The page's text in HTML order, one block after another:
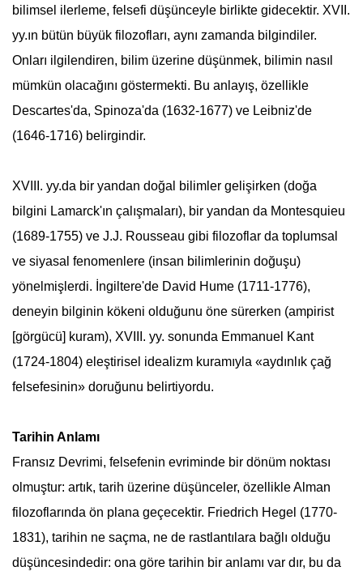
bilimsel ilerleme, felsefi düşünceyle birlikte gidecektir. XVII.
yy.ın bütün büyük filozofları, aynı zamanda bilgindiler.
Onları ilgilendiren, bilim üzerine düşünmek, bilimin nasıl
mümkün olacağını göstermekti. Bu anlayış, özellikle
Descartes'da, Spinoza'da (1632-1677) ve Leibniz'de
(1646-1716) belirgindir.
XVIII. yy.da bir yandan doğal bilimler gelişirken (doğa
bilgini Lamarck'ın çalışmaları), bir yandan da Montesquieu
(1689-1755) ve J.J. Rousseau gibi filozoflar da toplumsal
ve siyasal fenomenlere (insan bilimlerinin doğuşu)
yönelmişlerdi. İngiltere'de David Hume (1711-1776),
deneyin bilginin kökeni olduğunu öne sürerken (ampirist
[görgücü] kuram), XVIII. yy. sonunda Emmanuel Kant
(1724-1804) eleştirisel idealizm kuramıyla «aydınlık çağ
felsefesinin» doruğunu belirtiyordu.
Tarihin Anlamı
Fransız Devrimi, felsefenin evriminde bir dönüm noktası
olmuştur: artık, tarih üzerine düşünceler, özellikle Alman
filozoflarında ön plana geçecektir. Friedrich Hegel (1770-
1831), tarihin ne saçma, ne de rastlantılara bağlı olduğu
düşüncesindedir: ona göre tarihin bir anlamı var dır, bu da